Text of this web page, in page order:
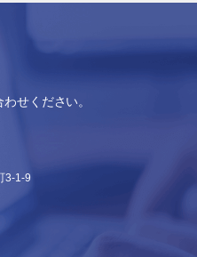
せください。
3-1-9